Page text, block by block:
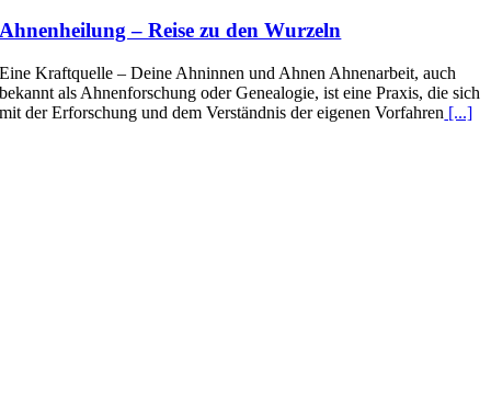
Ahnenheilung – Reise zu den Wurzeln
Eine Kraftquelle – Deine Ahninnen und Ahnen Ahnenarbeit, auch
bekannt als Ahnenforschung oder Genealogie, ist eine Praxis, die sich
mit der Erforschung und dem Verständnis der eigenen Vorfahren [...]